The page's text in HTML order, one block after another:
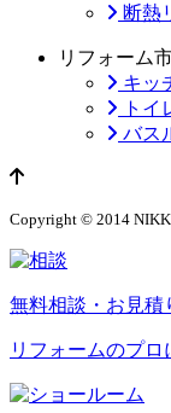
断熱
リフォーム
キッ
トイ
バス
ページのトップへ
Copyright © 2014
無料相談・お見積
リフォームのプロ